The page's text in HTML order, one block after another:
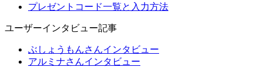
プレゼントコード一覧と入力方法
ユーザーインタビュー記事
ぶしょうもんさんインタビュー
アルミナさんインタビュー